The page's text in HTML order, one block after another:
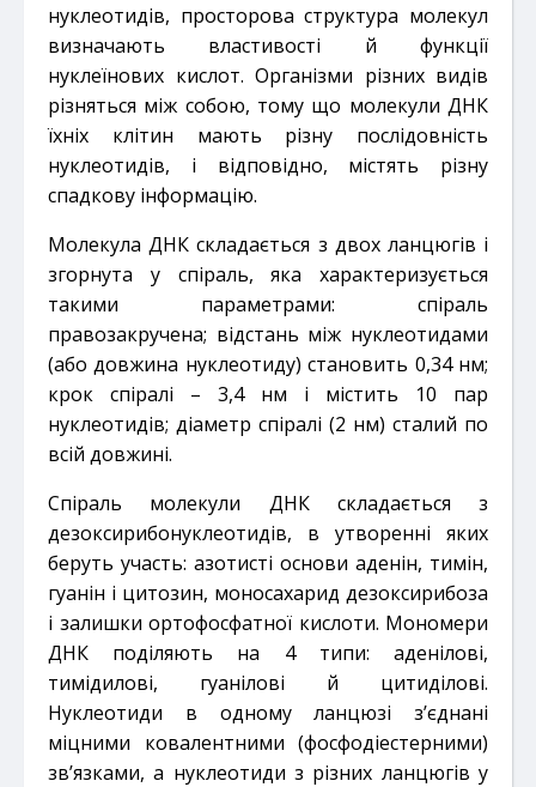
нуклеотидів, просторова структура молекул
визначають властивості й функції
нуклеїнових кислот. Організми різних видів
різняться між собою, тому що молекули ДНК
їхніх клітин мають різну послідовність
нуклеотидів, і відповідно, містять різну
спадкову інформацію.
Молекула ДНК складається з двох ланцюгів і
згорнута у спіраль, яка характеризується
такими параметрами: спіраль
правозакручена; відстань між нуклеотидами
(або довжина нуклеотиду) становить 0,34 нм;
крок спіралі – 3,4 нм і містить 10 пар
нуклеотидів; діаметр спіралі (2 нм) сталий по
всій довжині.
Спіраль молекули ДНК складається з
дезоксирибонуклеотидів, в утворенні яких
беруть участь: азотисті основи аденін, тимін,
гуанін і цитозин, моносахарид дезоксирибоза
і залишки ортофосфатної кислоти. Мономери
ДНК поділяють на 4 типи: аденілові,
тимідилові, гуанілові й цитиділові.
Нуклеотиди в одному ланцюзі з’єднані
міцними ковалентними (фосфодіестерними)
зв’язками, а нуклеотиди з різних ланцюгів у